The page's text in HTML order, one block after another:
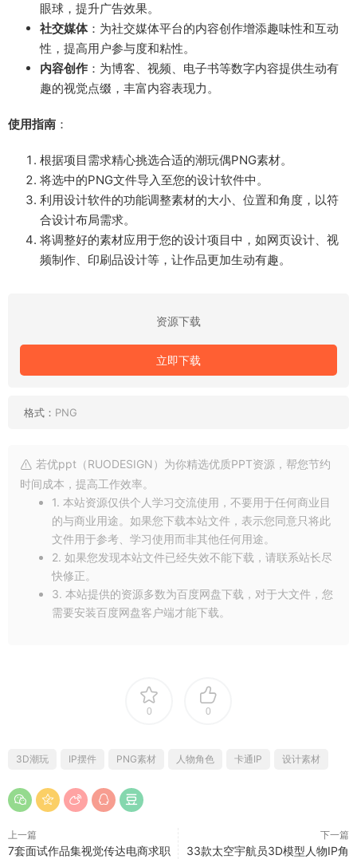
眼球，提升广告效果。
社交媒体：为社交媒体平台的内容创作增添趣味性和互动
性，提高用户参与度和粘性。
内容创作 ：为博客、视频、电子书等数字内容提供生动有
趣的视觉点缀，丰富内容表现力。
使用指南 ：
根据项目需求精心挑选合适的潮玩偶PNG素材。
将选中的PNG文件导入至您的设计软件中。
利用设计软件的功能调整素材的大小、位置和角度，以符
合设计布局需求。
将调整好的素材应用于您的设计项目中，如网页设计、视
频制作、印刷品设计等，让作品更加生动有趣。
资源下载
立即下载
格式： PNG
若优ppt（RUODESIGN）为你精选优质PPT资源，帮您节约
时间成本，提高工作效率。
1. 本站资源仅供个人学习交流使用，不要用于任何商业目
的与商业用途。如果您下载本站文件，表示您同意只将此
文件用于参考、学习使用而非其他任何用途。
2. 如果您发现本站文件已经失效不能下载，请联系站长尽
快修正。
3. 本站提供的资源多数为百度网盘下载，对于大文件，您
需要安装百度网盘客户端才能下载。
0 0
3D潮玩 IP摆件 PNG素材 人物角色 卡通IP 设计素材
上一篇
7套面试作品集视觉传达电商求职
下一篇
33款太空宇航员3D模型人物IP角